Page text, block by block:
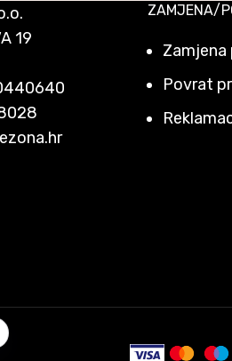
19
ZAMJENA/
Povrat